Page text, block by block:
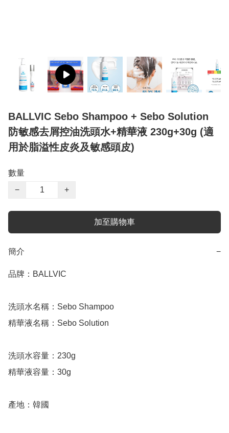
BALLVIC Sebo Shampoo + Sebo Solution
防敏感去屑控油洗頭水+精華液 230g+30g (適
用於脂溢性皮炎及敏感頭皮)
數量
−
+
加至購物車
簡介 −
品牌：BALLVIC
洗頭水名稱：Sebo Shampoo
精華液名稱：Sebo Solution
洗頭水容量：230g
精華液容量：30g
產地：韓國